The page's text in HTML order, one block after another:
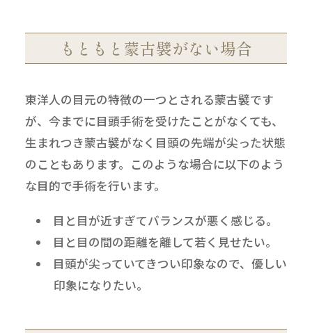
もともと蒙古襞がない場合
東洋人の目元の特徴の一つとされる蒙古襞です
が、今までに目頭手術を受けたことがなくても、
生まれつき蒙古襞がなく目頭の先端が尖った状態
のこともあります。このような場合に以下のよう
な目的で手術を行います。
目と目が近すぎてバランスが悪く感じる。
目と目の間の距離を離して若く見せたい。
目頭が尖っていてきつい印象なので、優しい
印象になりたい。